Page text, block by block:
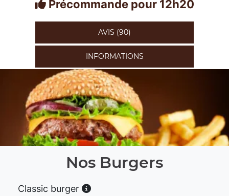
Précommande pour 12h20
AVIS (90)
INFORMATIONS
Nos Burgers
Classic burger